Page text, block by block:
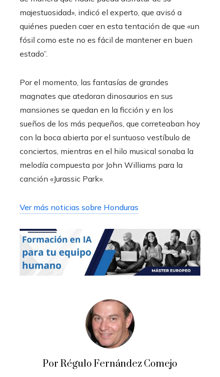
majestuosidad», indicó el experto, que avisó a
quiénes pueden caer en esta tentación de que «un
fósil como este no es fácil de mantener en buen
estado”.
Por el momento, las fantasías de grandes
magnates que atedoran dinosaurios en sus
mansiones se quedan en la ficción y en los
sueños de los más pequeños, que correteaban hoy
con la boca abierta por el suntuoso vestíbulo de
conciertos, mientras en el hilo musical sonaba la
melodía compuesta por John Williams para la
canción «Jurassic Park».
Ver más noticias sobre Honduras
Por Régulo Fernández Comejo